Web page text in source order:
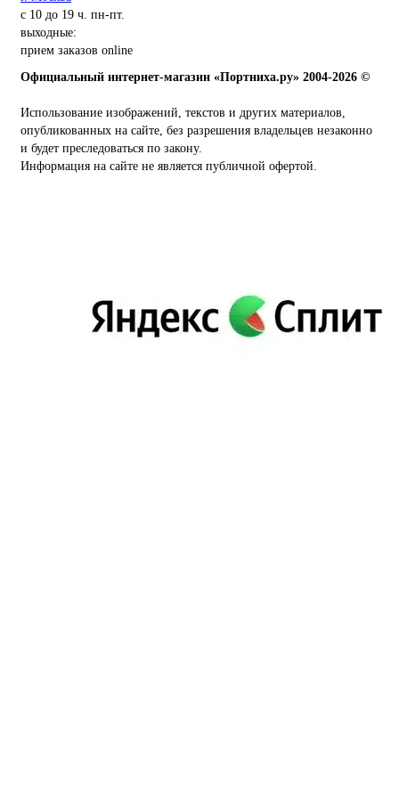
с 10 до 19 ч. пн-пт.
выходные:
прием заказов online
Официальный интернет-магазин «Портниха.ру» 2004-2026 ©
Использование изображений, текстов и других материалов,
опубликованных на сайте, без разрешения владельцев незаконно
и будет преследоваться по закону.
Информация на сайте не является публичной офертой.